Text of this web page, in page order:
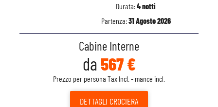
Durata:4 notti
Partenza:31 Agosto 2026
Cabine Interne
da 567 €
Prezzo per persona Tax Incl. - mance incl.
DETTAGLI CROCIERA